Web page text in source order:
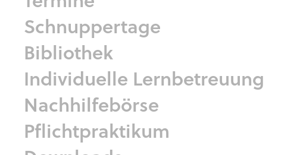
Schnuppertage
Bibliothek
Individuelle Lernbetreuung
Nachhilfebörse
Pflichtpraktikum